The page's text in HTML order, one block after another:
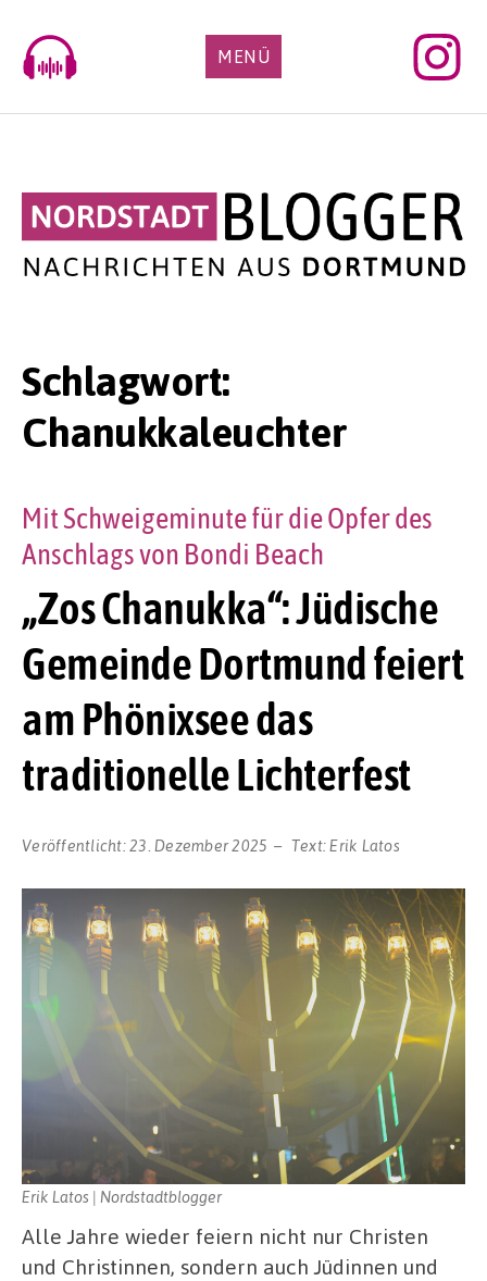
content
MENÜ
Schlagwort:
Chanukkaleuchter
„Zos Chanukka“: Jüdische
Gemeinde Dortmund feiert
am Phönixsee das
traditionelle Lichterfest
Mit Schweigeminute für die Opfer des
Anschlags von Bondi Beach
Veröffentlicht:23. Dezember 2025 Text:Erik Latos
Erik Latos | Nordstadtblogger
Alle Jahre wieder feiern nicht nur Christen
und Christinnen, sondern auch Jüdinnen und